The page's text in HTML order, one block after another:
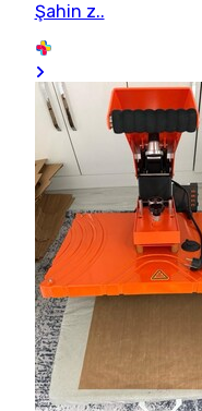
Şahin z..